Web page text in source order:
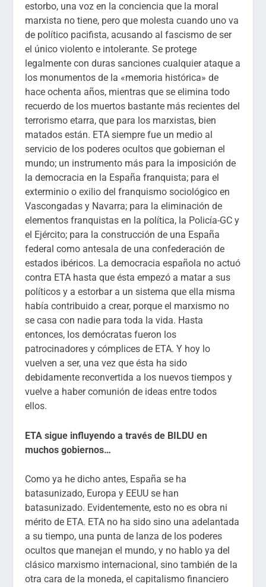
estorbo, una voz en la conciencia que la moral
marxista no tiene, pero que molesta cuando uno va
de político pacifista, acusando al fascismo de ser
el único violento e intolerante. Se protege
legalmente con duras sanciones cualquier ataque a
los monumentos de la «memoria histórica» de
hace ochenta años, mientras que se elimina todo
recuerdo de los muertos bastante más recientes del
terrorismo etarra, que para los marxistas, bien
matados están. ETA siempre fue un medio al
servicio de los poderes ocultos que gobiernan el
mundo; un instrumento más para la imposición de
la democracia en la España franquista; para el
exterminio o exilio del franquismo sociológico en
Vascongadas y Navarra; para la eliminación de
elementos franquistas en la política, la Policía-GC y
el Ejército; para la construcción de una España
federal como antesala de una confederación de
estados ibéricos. La democracia española no actuó
contra ETA hasta que ésta empezó a matar a sus
políticos y a estorbar a un sistema que ella misma
había contribuido a crear, porque el marxismo no
se casa con nadie para toda la vida. Hasta
entonces, los demócratas fueron los
patrocinadores y cómplices de ETA. Y hoy lo
vuelven a ser, una vez que ésta ha sido
debidamente reconvertida a los nuevos tiempos y
vuelve a haber comunión de ideas entre todos
ellos.
ETA sigue influyendo a través de BILDU en
muchos gobiernos…
Como ya he dicho antes, España se ha
batasunizado, Europa y EEUU se han
batasunizado. Evidentemente, esto no es obra ni
mérito de ETA. ETA no ha sido sino una adelantada
a su tiempo, una punta de lanza de los poderes
ocultos que manejan el mundo, y no hablo ya del
clásico marxismo internacional, sino también de la
otra cara de la moneda, el capitalismo financiero